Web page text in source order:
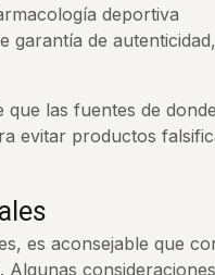
deportiva
garantía de
que las fuentes de
evitar productos
es aconsejable que